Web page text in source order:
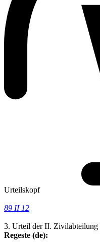
Urteilskopf
89 II 12
3. Urteil der II. Zivilabteilung
Regeste (de):